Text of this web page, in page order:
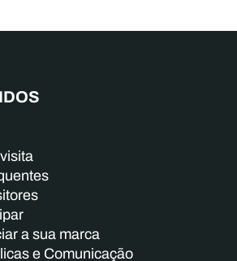
a sua marca
e Comunicação